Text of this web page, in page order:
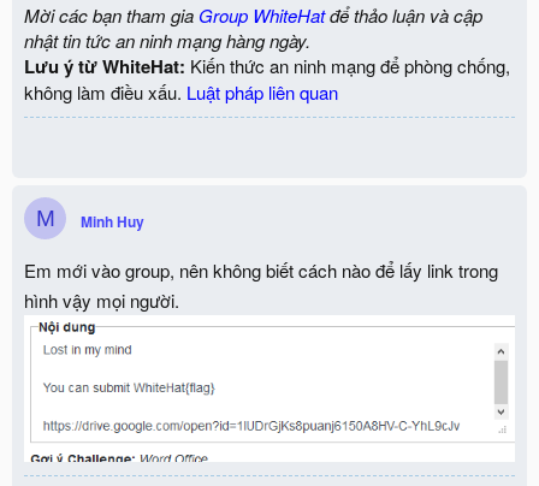
Mời các bạn tham gia Group WhiteHatđể thảo luận và cập
nhật tin tức an ninh mạng hàng ngày.
Lưu ý từ WhiteHat: Kiến thức an ninh mạng để phòng chống,
không làm điều xấu. Luật pháp liên quan
M Minh Huy
Em mới vào group, nên không biết cách nào để lấy link trong
hình vậy mọi người.